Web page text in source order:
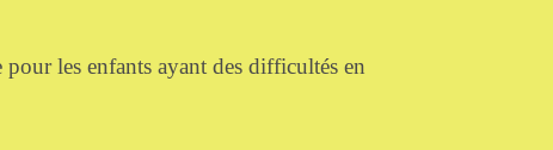
les enfants ayant des difficultés en